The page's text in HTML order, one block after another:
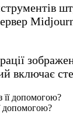
включає
допомогою?